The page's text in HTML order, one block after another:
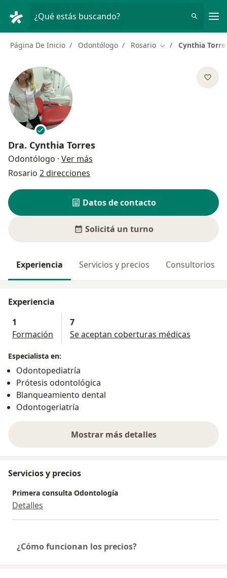
¿Qué estás buscando?
Página De Inicio Odontólogo Rosario Cambiar de ciudad
Cynthia
Dra. Cynthia Torres
Odontólogo · Ver más
Rosario 2 direcciones
Datos de contacto
Solicitá un turno
Experiencia Servicios y precios Consultorios
Experiencia
1
Formación
7
Se aceptan coberturas médicas
Especialista en:
Odontopediatría
Prótesis odontológica
Blanqueamiento dental
Odontogeriatría
Mostrar más detalles
sobre la experiencia
Servicios y precios
Primera consulta Odontología
Detalles
¿Cómo funcionan los precios?